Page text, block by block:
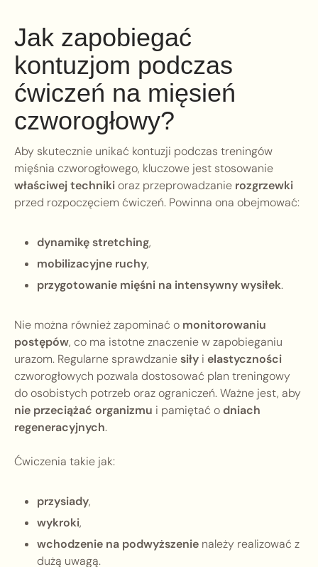
Jak zapobiegać
kontuzjom podczas
ćwiczeń na mięsień
czworogłowy?
Aby skutecznie unikać kontuzji podczas treningów
mięśnia czworogłowego, kluczowe jest stosowanie
właściwej technikioraz przeprowadzanie rozgrzewki
przed rozpoczęciem ćwiczeń. Powinna ona obejmować:
dynamikę stretching,
mobilizacyjne ruchy,
przygotowanie mięśni na intensywny wysiłek.
Nie można również zapominać o monitorowaniu
postępów, co ma istotne znaczenie w zapobieganiu
urazom. Regularne sprawdzaniesiły i elastyczności
czworogłowych pozwala dostosować plan treningowy
do osobistych potrzeb oraz ograniczeń. Ważne jest, aby
nie przeciążać organizmu i pamiętać odniach
regeneracyjnych.
Ćwiczenia takie jak:
przysiady,
wykroki,
wchodzenie na podwyższenie należy realizować z
dużą uwagą.